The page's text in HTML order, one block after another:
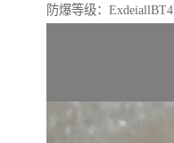
防爆等级：ExdeiallBT4